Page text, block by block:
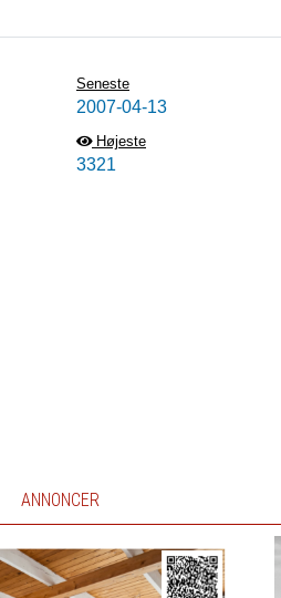
Seneste
2007-04-13
Højeste
3321
ANNONCER